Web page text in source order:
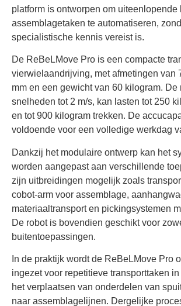
platform is ontworpen om uiteenlopende
assemblagetaken te automatiseren,
specialistische kennis vereist is.
De ReBeLMove Pro is een compacte
vierwielaandrijving, met afmetingen van
mm en een gewicht van 60 kilogram. De
snelheden tot 2 m/s, kan lasten tot 250
en tot 900 kilogram trekken. De
voldoende voor een volledige werkdag
Dankzij het modulaire ontwerp kan het
worden aangepast aan verschillende
zijn uitbreidingen mogelijk zoals
cobot-arm voor assemblage,
materiaaltransport en pickingsystemen
De robot is bovendien geschikt voor
buitentoepassingen.
In de praktijk wordt de ReBeLMove Pro
ingezet voor repetitieve transporttaken
het verplaatsen van onderdelen van
naar assemblagelijnen. Dergelijke